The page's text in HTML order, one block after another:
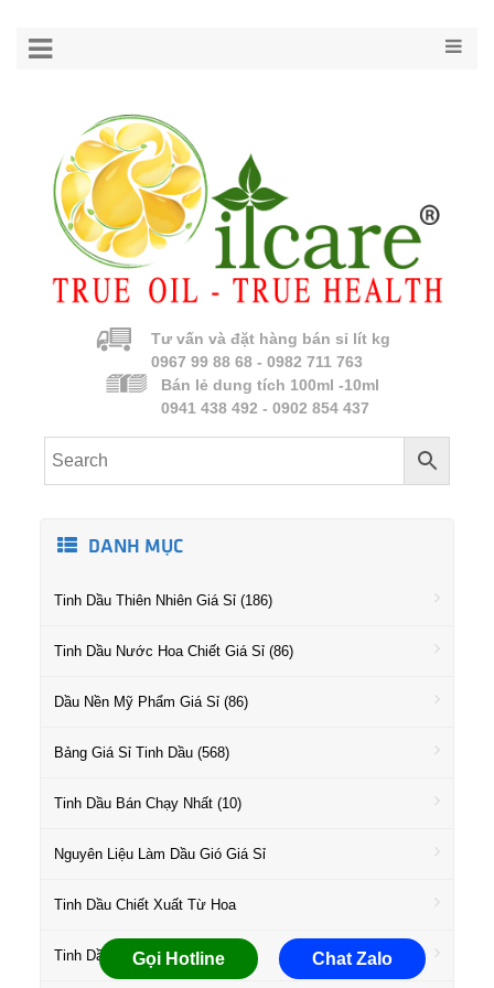
Tư vấn và đặt hàng bán sỉ lít kg
0967 99 88 68 - 0982 711 763
Bán lẻ dung tích 100ml -10ml
0941 438 492 - 0902 854 437
DANH MỤC
Tinh Dầu Thiên Nhiên Giá Sỉ (186)
Tinh Dầu Nước Hoa Chiết Giá Sỉ (86)
Dầu Nền Mỹ Phẩm Giá Sỉ (86)
Bảng Giá Sỉ Tinh Dầu (568)
Tinh Dầu Bán Chạy Nhất (10)
Nguyên Liệu Làm Dầu Gió Giá Sỉ
Tinh Dầu Chiết Xuất Từ Hoa
Tinh Dầu Họ Gỗ Giá Sỉ
Gọi Hotline Chat Zalo